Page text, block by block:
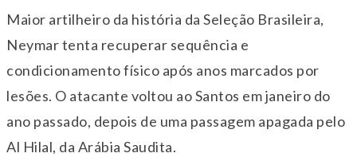
Maior artilheiro da história da Seleção Brasileira,
Neymar tenta recuperar sequência e
condicionamento físico após anos marcados por
lesões. O atacante voltou ao Santos em janeiro do
ano passado, depois de uma passagem apagada pelo
Al Hilal, da Arábia Saudita.